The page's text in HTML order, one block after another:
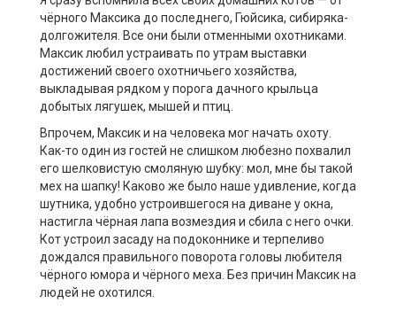
чёрного Максика до последнего, Гюйсика, сибиряка-
долгожителя. Все они были отменными охотниками.
Максик любил устраивать по утрам выставки
достижений своего охотничьего хозяйства,
выкладывая рядком у порога дачного крыльца
добытых лягушек, мышей и птиц.
Впрочем, Максик и на человека мог начать охоту.
Как-то один из гостей не слишком любезно похвалил
его шелковистую смоляную шубку: мол, мне бы такой
мех на шапку! Каково же было наше удивление, когда
шутника, удобно устроившегося на диване у окна,
настигла чёрная лапа возмездия и сбила с него очки.
Кот устроил засаду на подоконнике и терпеливо
дождался правильного поворота головы любителя
чёрного юмора и чёрного меха. Без причин Максик на
людей не охотился.